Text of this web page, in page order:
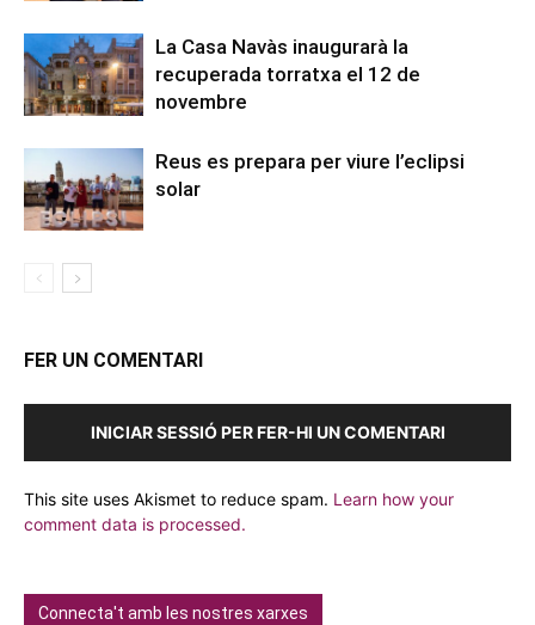
La Casa Navàs inaugurarà la
recuperada torratxa el 12 de
novembre
Reus es prepara per viure l’eclipsi
solar
FER UN COMENTARI
INICIAR SESSIÓ PER FER-HI UN COMENTARI
This site uses Akismet to reduce spam. Learn how your
comment data is processed.
Connecta't amb les nostres xarxes